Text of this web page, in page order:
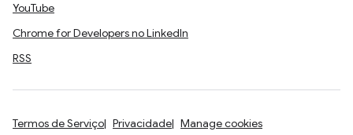
YouTube
Chrome for Developers no LinkedIn
RSS
Termos de Serviço Privacidade Manage cookies